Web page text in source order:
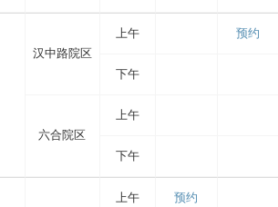
汉中路院区
上午 预约
下午
六合院区
上午
下午
上午 预约